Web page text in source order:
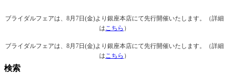
ブライダルフェアは、8月7日(金)より銀座本店にて先行開催いたします。（詳細
はこちら ）
ブライダルフェアは、8月7日(金)より銀座本店にて先行開催いたします。（詳細
はこちら ）
検索